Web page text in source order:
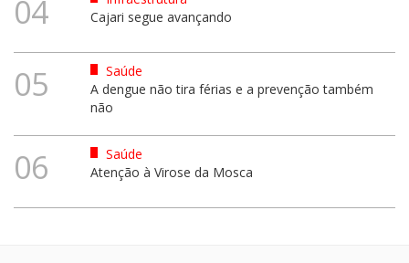
04
Cajari segue avançando
05
Saúde
A dengue não tira férias e a prevenção também
não
06
Saúde
Atenção à Virose da Mosca